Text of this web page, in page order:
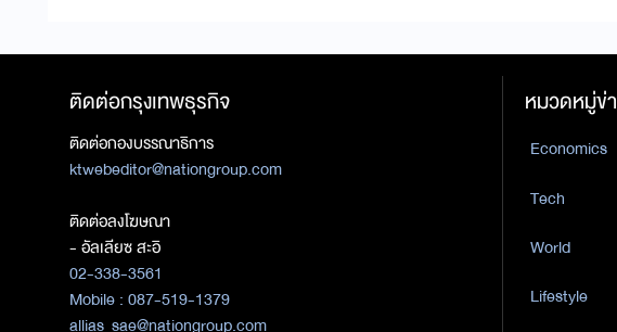
ติดต่อกรุงเทพธุรกิจ
ติดต่อกองบรรณาธิการ
ktwebeditor@nationgroup.com
ติดต่อลงโฆษณา
- อัลเลียซ สะอิ
02-338-3561
Mobile : 087-519-1379
allias_sae@nationgroup.com
หมวดหมู่ข่
Economics
Tech
World
Lifestyle